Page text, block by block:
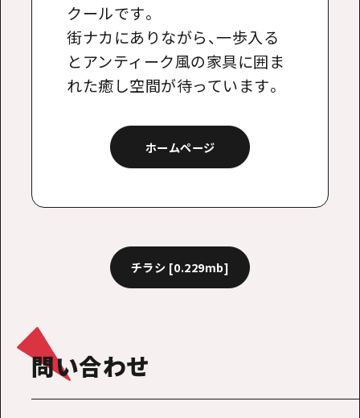
クールです。
街ナカにありながら、一歩入る
とアンティーク風の家具に囲ま
れた癒し空間が待っています。
ホームページ
チラシ [0.229mb]
問い合わせ